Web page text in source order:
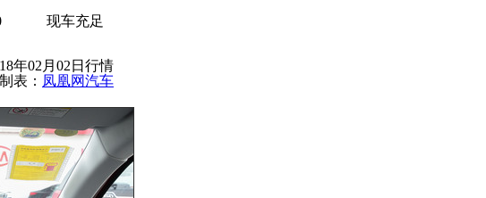
现车充足
年02月02日行情
制表： 凤凰网汽车